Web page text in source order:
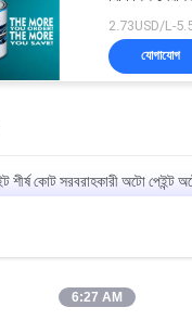
অটোমোবাইল
যোগাযোগ
শীর্ষ কোট সরবরাহকারী অটো পেইন্ট
লাল গাড়ির পেইন্ট, বিবর্ণতা
6:27 AM